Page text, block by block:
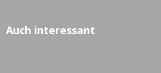
Auch interessant